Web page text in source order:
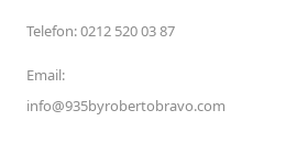
Telefon:0212 520 03 87
Email:
info@935byrobertobravo.com